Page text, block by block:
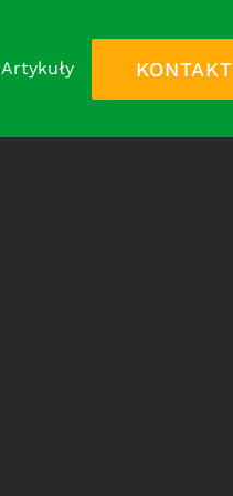
Artykuły KONTAKT